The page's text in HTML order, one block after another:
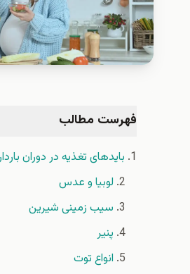
فهرست مطالب
بایدهای تغذیه در دوران بارداری
لوبیا و عدس
سیب زمینی شیرین
انواع توت